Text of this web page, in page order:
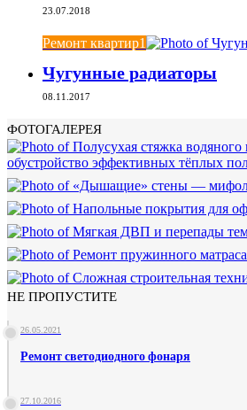
23.07.2018
Ремонт квартир1
Чугунные радиаторы
08.11.2017
ФОТОГАЛЕРЕЯ
НЕ ПРОПУСТИТЕ
26.05.2021
Ремонт светодиодного фонаря
27.10.2016